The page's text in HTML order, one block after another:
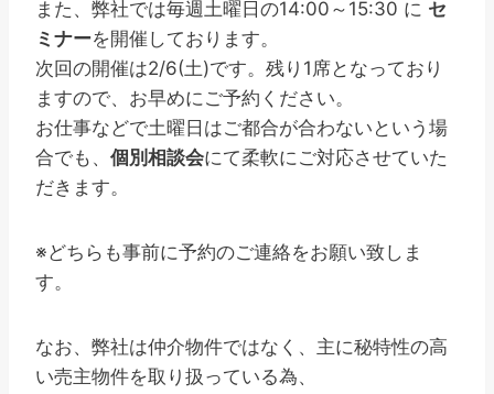
また、弊社では毎週土曜日の14:00～15:30 に セ
ミナーを開催しております。
次回の開催は2/6(土)です。残り1席となっており
ますので、お早めにご予約ください。
お仕事などで土曜日はご都合が合わないという場
合でも、 個別相談会にて柔軟にご対応させていた
だきます。
※どちらも事前に予約のご連絡をお願い致しま
す。
なお、弊社は仲介物件ではなく、主に秘特性の高
い売主物件を取り扱っている為、